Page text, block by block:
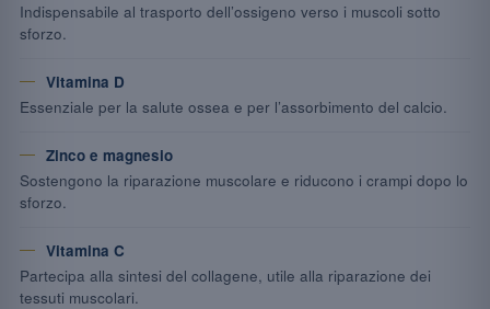
Indispensabile al trasporto dell’ossigeno verso i muscoli sotto
sforzo.
Vitamina D
Essenziale per la salute ossea e per l’assorbimento del calcio.
Zinco e magnesio
Sostengono la riparazione muscolare e riducono i crampi dopo lo
sforzo.
Vitamina C
Partecipa alla sintesi del collagene, utile alla riparazione dei
tessuti muscolari.